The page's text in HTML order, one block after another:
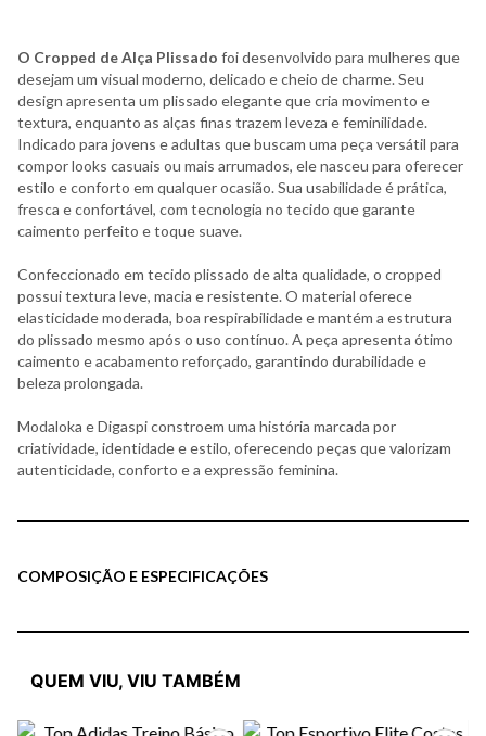
O Cropped de Alça Plissado foi desenvolvido para mulheres que
desejam um visual moderno, delicado e cheio de charme. Seu
design apresenta um plissado elegante que cria movimento e
textura, enquanto as alças finas trazem leveza e feminilidade.
Indicado para jovens e adultas que buscam uma peça versátil para
compor looks casuais ou mais arrumados, ele nasceu para oferecer
estilo e conforto em qualquer ocasião. Sua usabilidade é prática,
fresca e confortável, com tecnologia no tecido que garante
caimento perfeito e toque suave.
Confeccionado em tecido plissado de alta qualidade, o cropped
possui textura leve, macia e resistente. O material oferece
elasticidade moderada, boa respirabilidade e mantém a estrutura
do plissado mesmo após o uso contínuo. A peça apresenta ótimo
caimento e acabamento reforçado, garantindo durabilidade e
beleza prolongada.
Modaloka e Digaspi constroem uma história marcada por
criatividade, identidade e estilo, oferecendo peças que valorizam
autenticidade, conforto e a expressão feminina.
COMPOSIÇÃO E ESPECIFICAÇÕES
QUEM VIU, VIU TAMBÉM